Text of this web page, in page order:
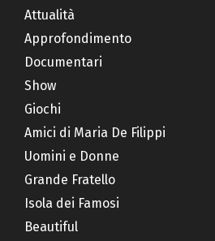
Attualità
Approfondimento
Documentari
Show
Giochi
Amici di Maria De Filippi
Uomini e Donne
Grande Fratello
Isola dei Famosi
Beautiful